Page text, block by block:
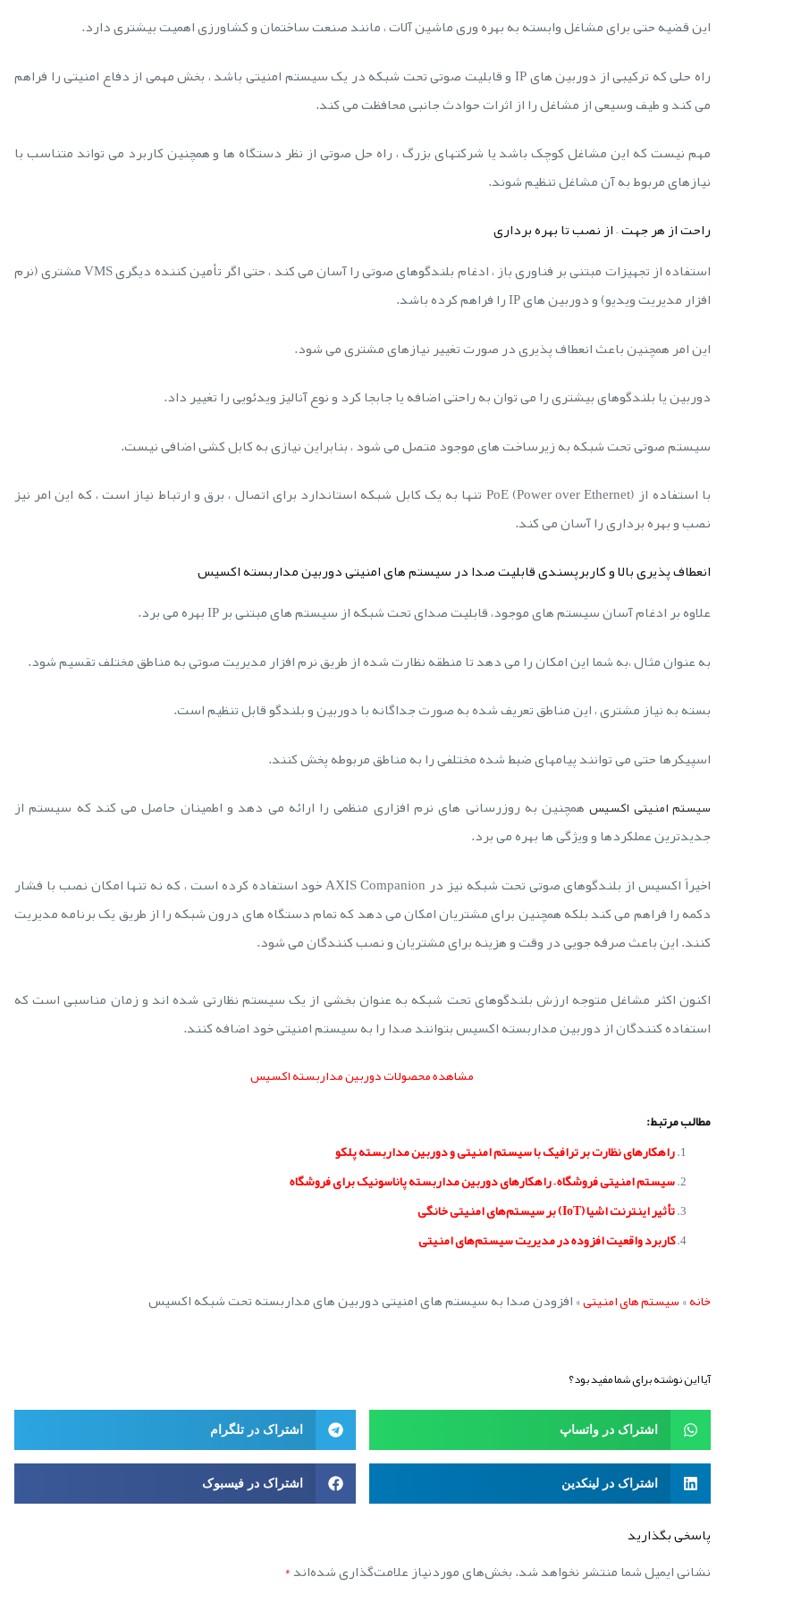
این قضیه حتی برای مشاغل وابسته به بهره وری ماشین آلات ، مانند صنعت ساختمان و کشاورزی اهمیت بیشتری دارد.
راه حلی که ترکیبی از دوربین های IP و قابلیت صوتی تحت شبکه در یک سیستم امنیتی باشد ، بخش مهمی از دفاع امنیتی را فراهم
می کند و طیف وسیعی از مشاغل را از اثرات حوادث جانبی محافظت می کند.
مهم نیست که این مشاغل کوچک باشد یا شرکتهای بزرگ ، راه حل صوتی از نظر دستگاه ها و همچنین کاربرد می تواند متناسب با
نیازهای مربوط به آن مشاغل تنظیم شوند.
راحت از هر جهت – از نصب تا بهره برداری
استفاده از تجهیزات مبتنی بر فناوری باز ، ادغام بلندگوهای صوتی را آسان می کند ، حتی اگر تأمین کننده دیگری VMS مشتری (نرم
افزار مدیریت ویدیو) و دوربین های IP را فراهم کرده باشد.
این امر همچنین باعث انعطاف پذیری در صورت تغییر نیازهای مشتری می شود.
دوربین یا بلندگوهای بیشتری را می توان به راحتی اضافه یا جابجا کرد و نوع آنالیز ویدئویی را تغییر داد.
سیستم صوتی تحت شبکه به زیرساخت های موجود متصل می شود ، بنابراین نیازی به کابل کشی اضافی نیست.
با استفاده از PoE (Power over Ethernet) تنها به یک کابل شبکه استاندارد برای اتصال ، برق و ارتباط نیاز است ، که این امر نیز
نصب و بهره برداری را آسان می کند.
انعطاف پذیری بالا و کاربرپسندی قابلیت صدا در سیستم های امنیتی دوربین مداربسته اکسیس
علاوه بر ادغام آسان سیستم های موجود، قابلیت صدای تحت شبکه از سیستم های مبتنی بر IP بهره می برد.
به عنوان مثال ،به شما این امکان را می دهد تا منطقه نظارت شده از طریق نرم افزار مدیریت صوتی به مناطق مختلف تقسیم شود.
بسته به نیاز مشتری ، این مناطق تعریف شده به صورت جداگانه با دوربین و بلندگو قابل تنظیم است.
اسپیکرها حتی می توانند پیامهای ضبط شده مختلفی را به مناطق مربوطه پخش کنند.
سیستم امنیتی اکسیسهمچنین به روزرسانی های نرم افزاری منظمی را ارائه می دهد و اطمینان حاصل می کند که سیستم از
جدیدترین عملکردها و ویژگی ها بهره می برد.
اخیراً اکسیس از بلندگوهای صوتی تحت شبکه نیز در AXIS Companion خود استفاده کرده است ، که نه تنها امکان نصب با فشار
دکمه را فراهم می کند بلکه همچنین برای مشتریان امکان می دهد که تمام دستگاه های درون شبکه را از طریق یک برنامه مدیریت
کنند. این باعث صرفه جویی در وقت و هزینه برای مشتریان و نصب کنندگان می شود.
اکنون اکثر مشاغل متوجه ارزش بلندگوهای تحت شبکه به عنوان بخشی از یک سیستم نظارتی شده اند و زمان مناسبی است که
استفاده کنندگان از دوربین مداربسته اکسیس بتوانند صدا را به سیستم امنیتی خود اضافه کنند.
مشاهده محصولات دوربین مداربسته اکسیس
مطالب مرتبط:
راهکارهای نظارت بر ترافیک با سیستم امنیتی و دوربین مداربسته پلکو
سیستم امنیتی فروشگاه – راهکارهای دوربین مداربسته پاناسونیک برای فروشگاه
تأثیر اینترنت اشیا (IoT) بر سیستم‌های امنیتی خانگی
کاربرد واقعیت افزوده در مدیریت سیستم‌های امنیتی
خانه»سیستم های امنیتی»افزودن صدا به سیستم های امنیتی دوربین های مداربسته تحت شبکه اکسیس
آیا این نوشته برای شما مفید بود؟
اشتراک در واتساپ اشتراک در تلگرام
اشتراک در لینکدین اشتراک در فیسبوک
پاسخی بگذارید
نشانی ایمیل شما منتشر نخواهد شد.بخش‌های موردنیاز علامت‌گذاری شده‌اند*